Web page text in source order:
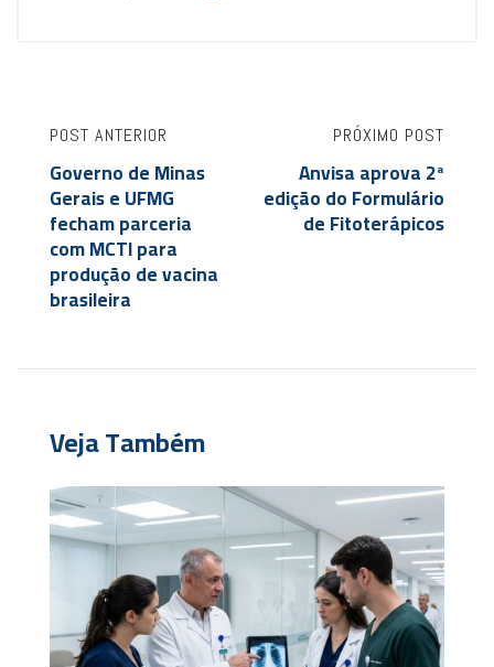
POST ANTERIOR
Governo de Minas
Gerais e UFMG
fecham parceria
com MCTI para
produção de vacina
brasileira
PRÓXIMO POST
Anvisa aprova 2ª
edição do Formulário
de Fitoterápicos
Veja Também